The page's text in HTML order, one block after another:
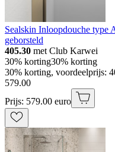
Sealskin Inloopdouche type
geborsteld
405.30 met Club Karwei
30% korting30% korting
30% korting, voordeelprijs:
579.00
Prijs: 579.00 euro